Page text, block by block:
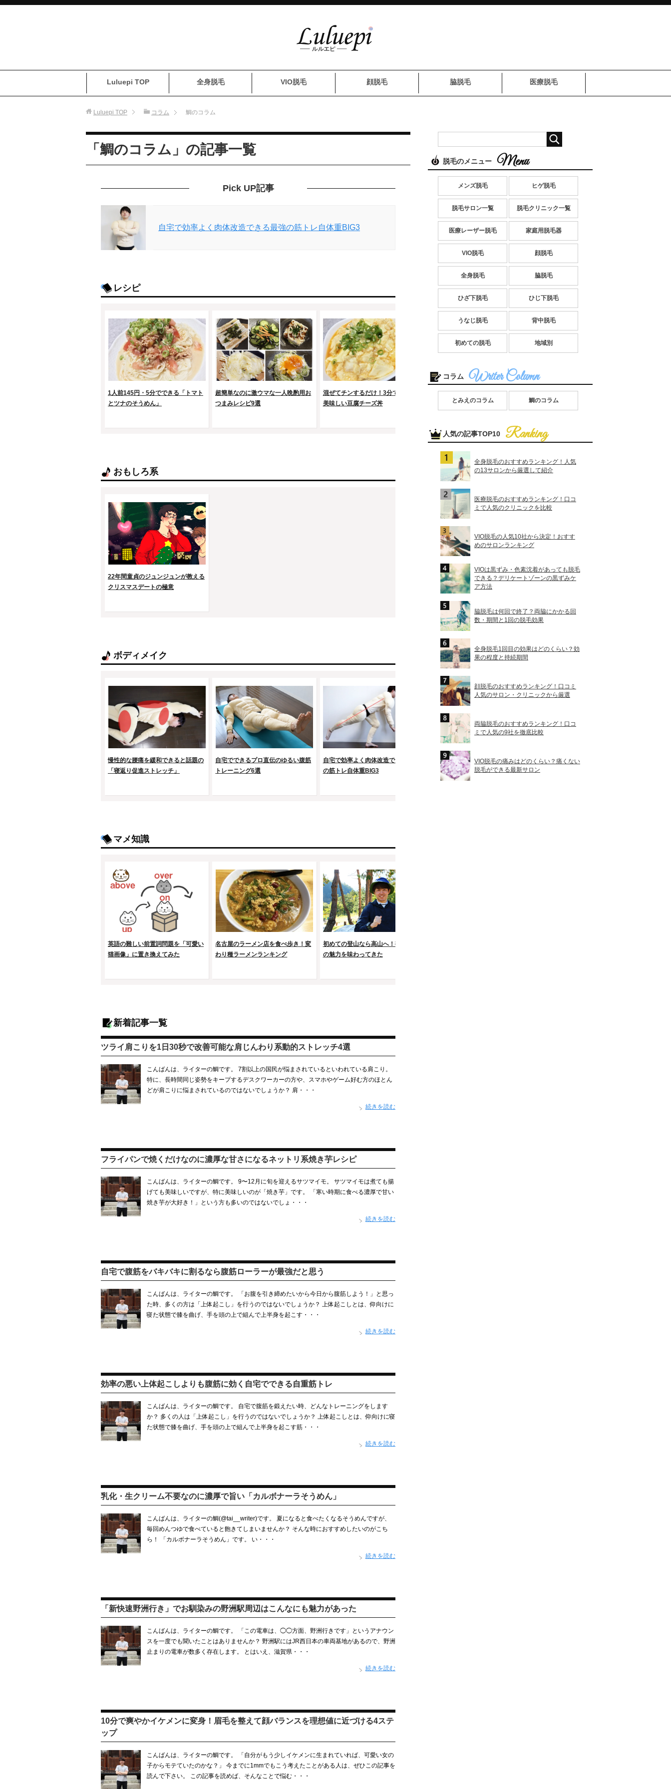
Luluepi TOP 全身脱毛 VIO脱毛 顔脱毛 脇脱毛 医療脱毛
Luluepi TOP コラム 鯛のコラム
「鯛のコラム」の記事一覧
Pick UP記事
自宅で効率よく肉体改造できる最強の筋トレ自体重BIG3
レシピ
1人前145円・5分でできる「トマト
とツナのそうめん」
超簡単なのに激ウマな一人晩酌用お
つまみレシピ9選
混ぜてチンするだけ！3分でできる
美味しい豆腐チーズ丼
一人暮らし男性のための超簡単なキ
ムチ焼きうどんレシピ
5分でできる「かける」ハンバーグ
丼の簡単レシピ
おもしろ系
22年間童貞のジュンジュンが教える
クリスマスデートの極意
ボディメイク
慢性的な腰痛を緩和できると話題の
「寝返り促進ストレッチ」
自宅でできるプロ直伝のゆるい腹筋
トレーニング6選
自宅で効率よく肉体改造できる最強
の筋トレ自体重BIG3
マメ知識
英語の難しい前置詞問題を「可愛い
猫画像」に置き換えてみた
名古屋のラーメン店を食べ歩き！変
わり種ラーメンランキング
初めての登山なら高山へ！燕岳で山
の魅力を味わってきた
新着記事一覧
ツライ肩こりを1日30秒で改善可能な肩じんわり系動的ストレッチ4選
こんばんは、ライターの鯛です。 7割以上の国民が悩まされているといわれている肩こり。
特に、長時間同じ姿勢をキープするデスクワーカーの方や、スマホやゲーム好む方のほとん
どが肩こりに悩まされているのではないでしょうか？ 肩・・・
続きを読む
フライパンで焼くだけなのに濃厚な甘さになるネットリ系焼き芋レシピ
こんばんは、ライターの鯛です。 9〜12月に旬を迎えるサツマイモ。 サツマイモは煮ても揚
げても美味しいですが、特に美味しいのが「焼き芋」です。 「寒い時期に食べる濃厚で甘い
焼き芋が大好き！」という方も多いのではないでしょ・・・
続きを読む
自宅で腹筋をバキバキに割るなら腹筋ローラーが最強だと思う
こんばんは、ライターの鯛です。 「お腹を引き締めたいから今日から腹筋しよう！」と思っ
た時、多くの方は「上体起こし」を行うのではないでしょうか？ 上体起こしとは、仰向けに
寝た状態で膝を曲げ、手を頭の上で組んで上半身を起こす・・・
続きを読む
効率の悪い上体起こしよりも腹筋に効く自宅でできる自重筋トレ
こんばんは、ライターの鯛です。 自宅で腹筋を鍛えたい時、どんなトレーニングをします
か？ 多くの人は「上体起こし」を行うのではないでしょうか？ 上体起こしとは、仰向けに寝
た状態で膝を曲げ、手を頭の上で組んで上半身を起こす筋・・・
続きを読む
乳化・生クリーム不要なのに濃厚で旨い「カルボナーラそうめん」
こんばんは、ライターの鯛(@tai__writer)です。 夏になると食べたくなるそうめんですが、
毎回めんつゆで食べていると飽きてしまいませんか？ そんな時におすすめしたいのがこち
ら！ 「カルボナーラそうめん」です。 い・・・
続きを読む
「新快速野洲行き」でお馴染みの野洲駅周辺はこんなにも魅力があった
こんばんは、ライターの鯛です。 「この電車は、◯◯方面、野洲行きです」というアナウン
スを一度でも聞いたことはありませんか？ 野洲駅にはJR西日本の車両基地があるので、野洲
止まりの電車が数多く存在します。 とはいえ、滋賀県・・・
続きを読む
10分で爽やかイケメンに変身！眉毛を整えて顔バランスを理想値に近づける4ステ
ップ
こんばんは、ライターの鯛です。 「自分がもう少しイケメンに生まれていれば、可愛い女の
子からモテていたのかな？」 今までに1mmでもこう考えたことがある人は、ぜひこの記事を
読んで下さい。 この記事を読めば、そんなことで悩む・・・
脱毛のメニュー
メンズ脱毛 ヒゲ脱毛
脱毛サロン一覧 脱毛クリニック一覧
医療レーザー脱毛 家庭用脱毛器
VIO脱毛 顔脱毛
全身脱毛 脇脱毛
ひざ下脱毛 ひじ下脱毛
うなじ脱毛 背中脱毛
初めての脱毛 地域別
コラム
とみえのコラム 鯛のコラム
人気の記事TOP10
全身脱毛のおすすめランキング！人気
の13サロンから厳選して紹介
医療脱毛のおすすめランキング！口コ
ミで人気のクリニックを比較
VIO脱毛の人気10社から決定！おすす
めのサロンランキング
VIOは黒ずみ・色素沈着があっても脱毛
できる？デリケートゾーンの黒ずみケ
ア方法
脇脱毛は何回で終了？両脇にかかる回
数・期間と1回の脱毛効果
全身脱毛1回目の効果はどのくらい？効
果の程度と持続期間
顔脱毛のおすすめランキング！口コミ
人気のサロン・クリニックから厳選
両脇脱毛のおすすめランキング！口コ
ミで人気の9社を徹底比較
VIO脱毛の痛みはどのくらい？痛くない
脱毛ができる最新サロン